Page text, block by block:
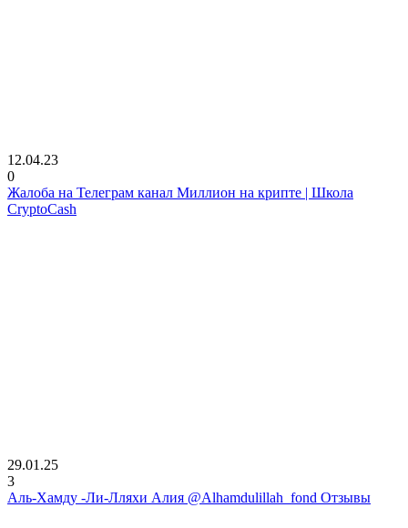
12.04.23
0
Жалоба на Телеграм канал Миллион на крипте | Школа
CryptoCash
29.01.25
3
Аль-Хамду -Ли-Лляхи Алия @Alhamdulillah_fond Отзывы